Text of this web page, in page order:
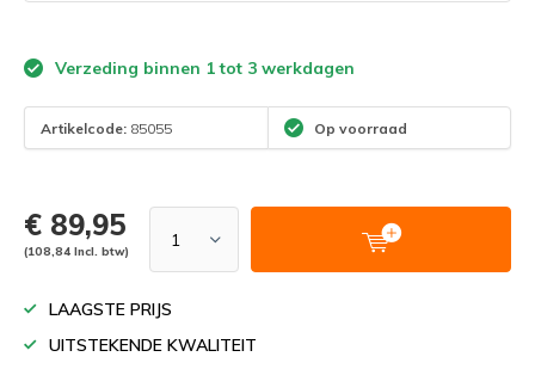
Verzeding binnen 1 tot 3 werkdagen
Artikelcode: 85055 Op voorraad
€ 89,95
(108,84 Incl. btw)
LAAGSTE PRIJS
UITSTEKENDE KWALITEIT